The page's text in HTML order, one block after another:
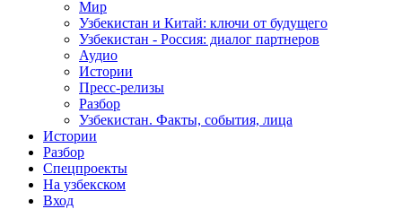
Мир
Узбекистан и Китай: ключи от будущего
Узбекистан - Россия: диалог партнеров
Аудио
Истории
Пресс-релизы
Разбор
Узбекистан. Факты, события, лица
Истории
Разбор
Спецпроекты
На узбекском
Вход